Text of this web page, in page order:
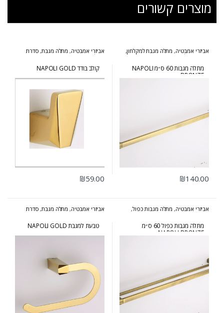
מוצרים קשורים
אביזרי אמבטיה, מתלה מגבת למקלחון,
סדרת נפולי ברונזה
מתלה מגבות 60 ס״מ NAPOLI
BRONZE
₪140.00
אביזרי אמבטיה, מתלה מגבת, סדרת
נפולי זהב
קולב בודד NAPOLI GOLD
₪59.00
אביזרי אמבטיה, מתלה מגבות כפול,
מתלה מגבות כפול 60 ס״מ
NAPOLI BRONZE
אביזרי אמבטיה, מתלה מגבת, סדרת
טבעת למגבת NAPOLI GOLD